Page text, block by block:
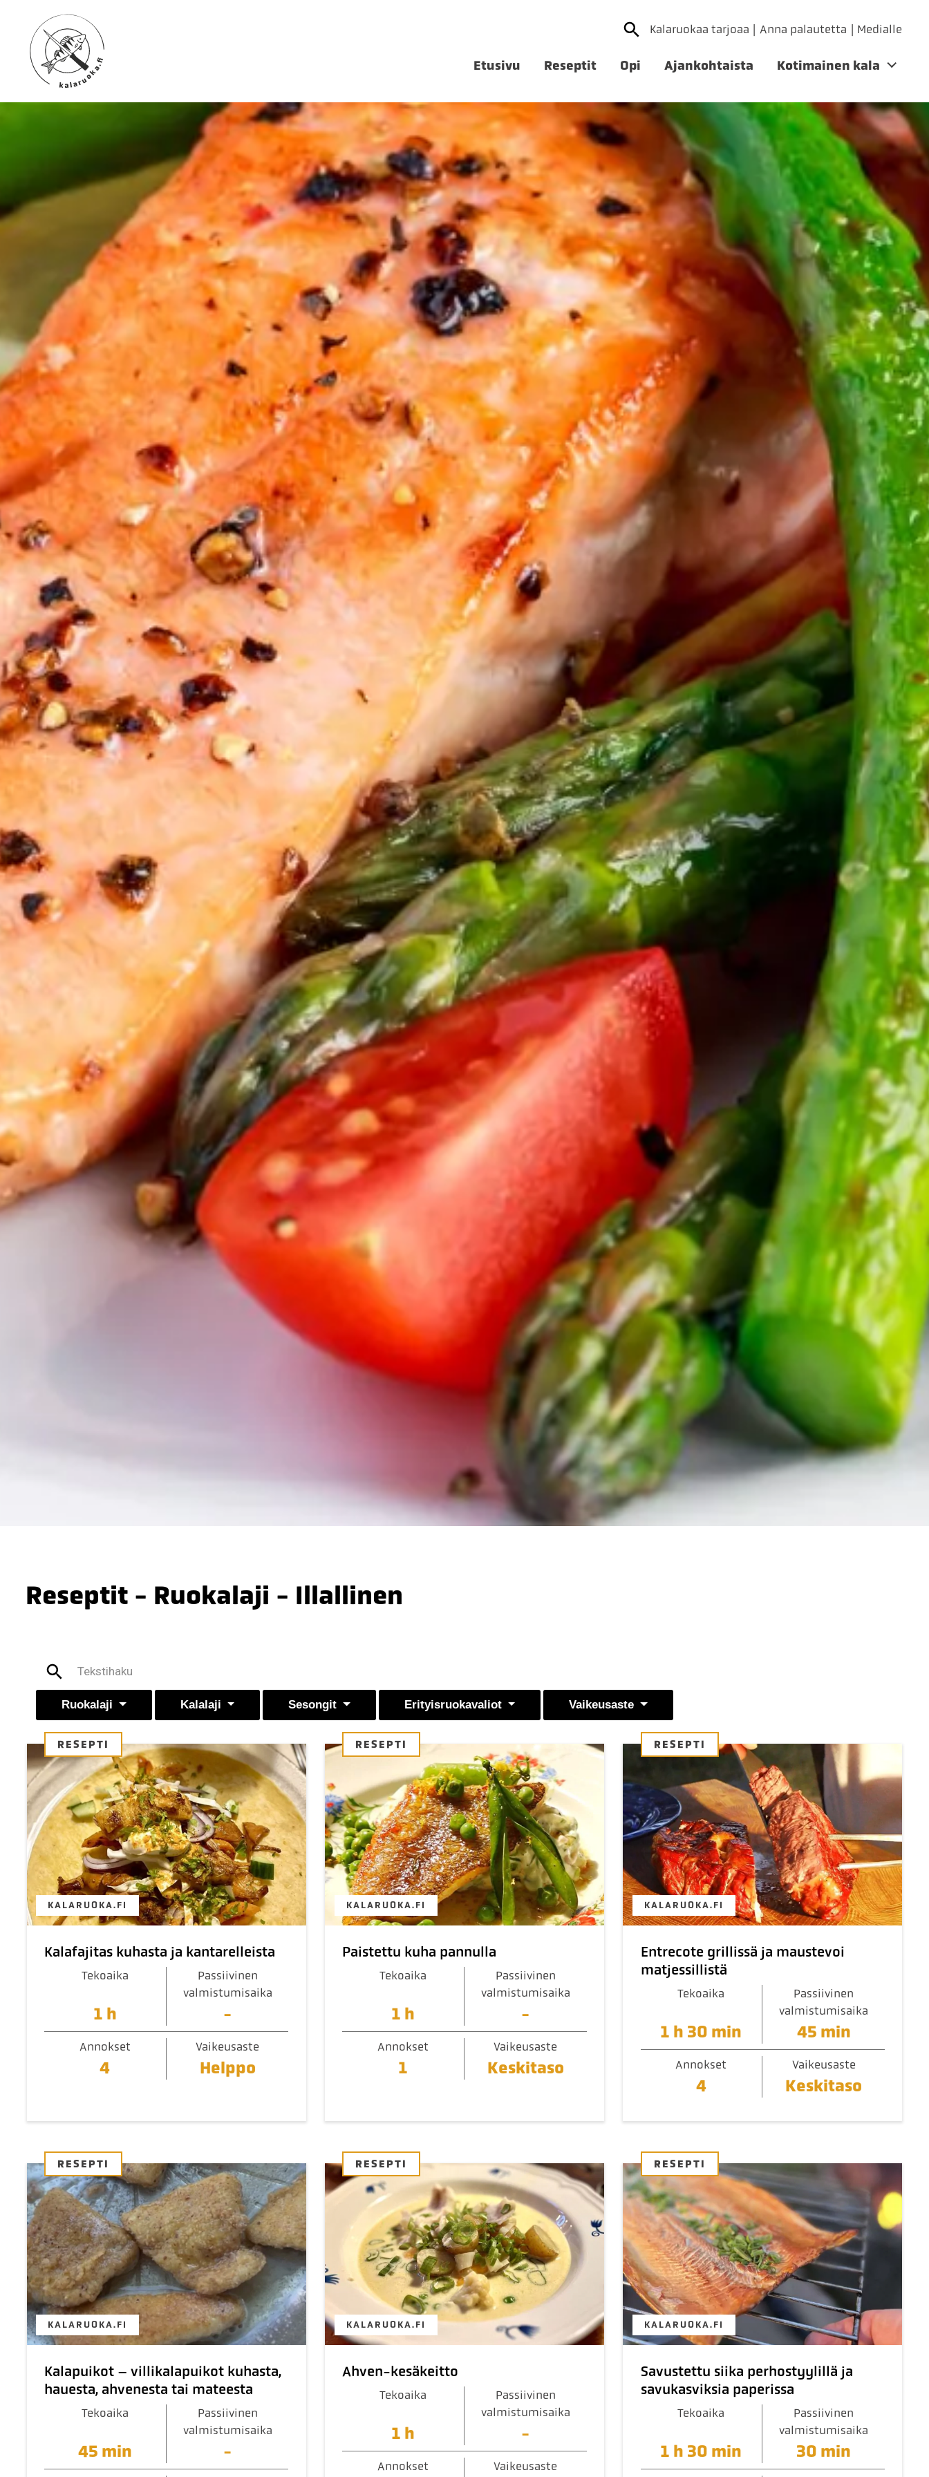
Kalaruokaa tarjoaa Anna palautetta Medialle
Etusivu Reseptit Opi Ajankohtaista Kotimainen kala
Reseptit - Ruokalaji - Illallinen
Ruokalaji Kalalaji Sesongit Erityisruokavaliot Vaikeusaste
RESEPTI
KALARUOKA.FI
Kalafajitas kuhasta ja kantarelleista
Tekoaika
1 h
Passiivinen
valmistumisaika
-
Annokset
4
Vaikeusaste
Helppo
RESEPTI
KALARUOKA.FI
Paistettu kuha pannulla
Tekoaika
1 h
Passiivinen
valmistumisaika
-
Annokset
1
Vaikeusaste
Keskitaso
RESEPTI
KALARUOKA.FI
Entrecote grillissä ja maustevoi
matjessillistä
Tekoaika
1 h 30 min
Passiivinen
valmistumisaika
45 min
Annokset
4
Vaikeusaste
Keskitaso
RESEPTI
KALARUOKA.FI
Kalapuikot – villikalapuikot kuhasta,
hauesta, ahvenesta tai mateesta
Tekoaika
45 min
Passiivinen
valmistumisaika
-
RESEPTI
KALARUOKA.FI
Ahven-kesäkeitto
Tekoaika
1 h
Passiivinen
valmistumisaika
-
Annokset Vaikeusaste
RESEPTI
KALARUOKA.FI
Savustettu siika perhostyylillä ja
savukasviksia paperissa
Tekoaika
1 h 30 min
Passiivinen
valmistumisaika
30 min